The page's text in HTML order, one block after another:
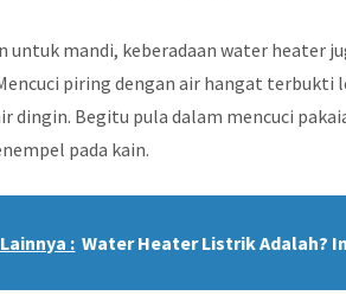
untuk mandi, keberadaan water heater
piring dengan air hangat
dingin. Begitu pula dalam mencuci
pada kain.
: Water Heater Listrik Adalah?